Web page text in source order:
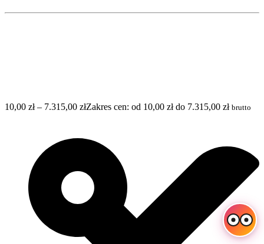
10,00 zł – 7.315,00 złZakres cen: od 10,00 zł do 7.315,00 zł brutto